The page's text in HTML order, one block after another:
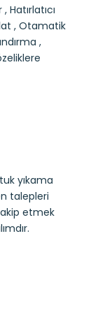
Hatırlatıcı
, Otamatik
,
yıkama
talepleri
etmek